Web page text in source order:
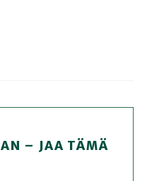
– JAA TÄMÄ